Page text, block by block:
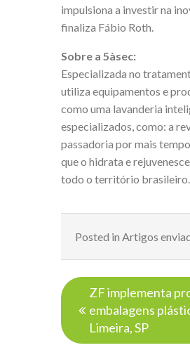
impulsiona a investir na
finaliza Fábio Roth.
Sobre a 5àsec:
Especializada no
utiliza equipamentos e
como uma lavanderia
especializados, como: a
passadoria por mais
que o hidrata e
todo o território brasileiro.
Posted in Artigos
Navegação
de
Post
ZF implementa
embalagens
Limeira, SP